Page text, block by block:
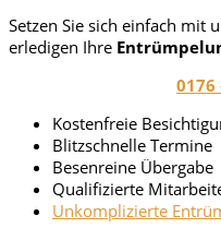
Setzen Sie sich einfach mit
erledigen Ihre
0176
Kostenfreie
Blitzschnelle Termine
Besenreine Übergabe
Qualifizierte
Unkomplizierte